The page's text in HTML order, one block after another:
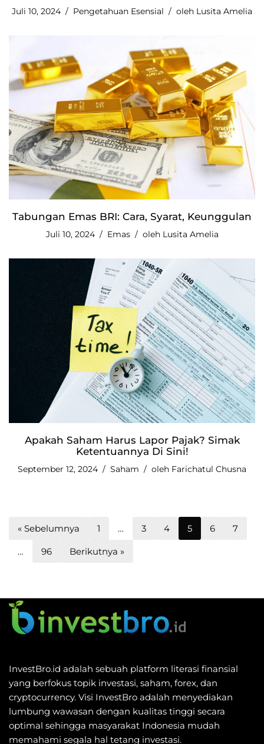
Juli 10, 2024 Pengetahuan Esensial oleh Lusita Amelia
Tabungan Emas BRI: Cara, Syarat, Keunggulan
Juli 10, 2024 Emas oleh Lusita Amelia
Apakah Saham Harus Lapor Pajak? Simak
Ketentuannya Di Sini!
September 12, 2024 Saham oleh Farichatul Chusna
« Sebelumnya 1 … 3 4 5 6 7
… 96 Berikutnya »
InvestBro.id adalah sebuah platform literasi finansial
yang berfokus topik investasi, saham, forex, dan
cryptocurrency. Visi InvestBro adalah menyediakan
lumbung wawasan dengan kualitas tinggi secara
optimal sehingga masyarakat Indonesia mudah
memahami segala hal tetang investasi.